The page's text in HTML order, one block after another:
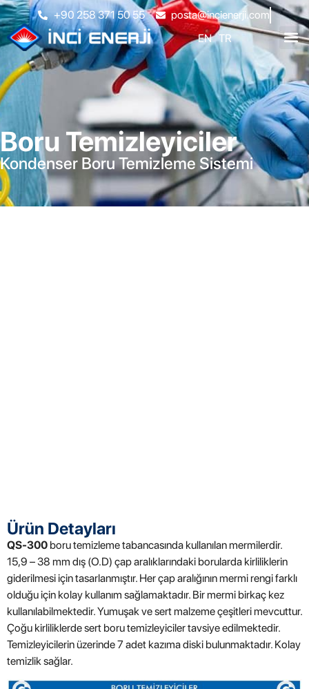
+90 258 371 50 55
posta@incienerji.com
EN TR
Boru Temizleyiciler
Kondenser Boru Temizleme Sistemi
Ürün Detayları
QS-300 boru temizleme tabancasında kullanılan mermilerdir.
15,9 – 38 mm dış (O.D) çap aralıklarındaki borularda kirliliklerin
giderilmesi için tasarlanmıştır. Her çap aralığının mermi rengi farklı
olduğu için kolay kullanım sağlamaktadır. Bir mermi birkaç kez
kullanılabilmektedir. Yumuşak ve sert malzeme çeşitleri mevcuttur.
Çoğu kirliliklerde sert boru temizleyiciler tavsiye edilmektedir.
Temizleyicilerin üzerinde 7 adet kazıma diski bulunmaktadır. Kolay
temizlik sağlar.